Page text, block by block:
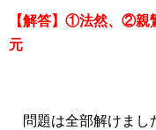
【解答】①法然、②
元
問題は全部解けまし